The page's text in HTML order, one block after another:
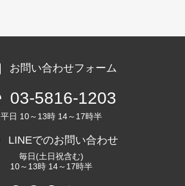
お問い合わせフォーム
03-5816-1203
平日 10～13時 14～17時半
LINEでのお問い合わせ
毎日(土日祝含む)
10～13時 14～17時半